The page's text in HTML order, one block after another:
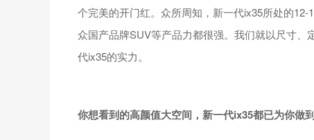
个完美的开门红。众所周知，新一代ix35所处的
众国产品牌SUV等产品力都很强。我们就以尺寸
代ix35的实力。
你想看到的高颜值大空间，新一代ix35都已为你做